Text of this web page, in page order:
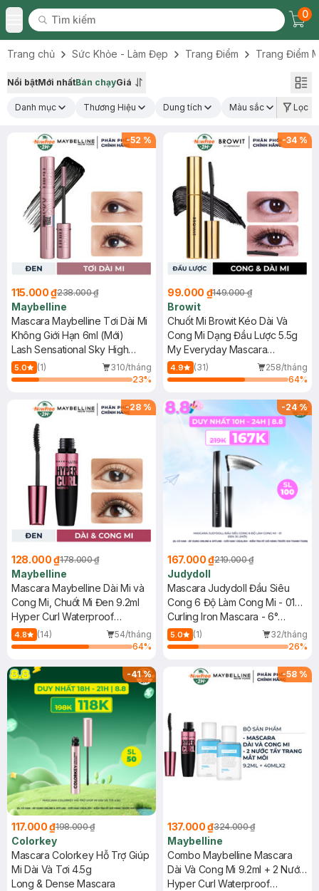
Toggle Menu
Tìm kiếm
Tìm kiếm
0
Trang chủ Sức Khỏe - Làm Đẹp Trang Điểm Trang Điểm
Nổi bậtMới nhấtBán chạyGiá
Danh mục Thương Hiệu Dung tích Màu sắc Loại
Lọc
-52 %
115.000 ₫238.000 ₫
Maybelline
Mascara Maybelline Tơi Dài Mi
Không Giới Hạn 6ml (Mới)
Lash Sensational Sky High
Waterproof Mascara Makeup
5.0 (1)
310/tháng
23%
-34 %
99.000 ₫149.000 ₫
Browit
Chuốt Mi Browit Kéo Dài Và
Cong Mi Dạng Đầu Lược 5.5g
My Everyday Mascara
#Endless Night
4.9 (31)
258/tháng
64%
-28 %
128.000 ₫178.000 ₫
Maybelline
Mascara Maybelline Dài Mi và
Cong Mi, Chuốt Mi Đen 9.2ml
Hyper Curl Waterproof
Mascara
4.8 (14)
54/tháng
64%
-24%
167.000 ₫219.000 ₫
Judydoll
Mascara Judydoll Đầu Siêu
Cong 6 Độ Làm Cong Mi - 01
Đen 3g (Mới)
Curling Iron Mascara - 6°
Curling Design
5.0 (1)
32/tháng
26%
-41%
117.000 ₫198.000 ₫
Colorkey
Mascara Colorkey Hỗ Trợ Giúp
Mi Dài Và Tơi 4.5g
Long & Dense Mascara
-58 %
137.000 ₫324.000 ₫
Maybelline
Combo Maybelline Mascara
Dài Và Cong Mi 9.2ml + 2 Nước
Tẩy Trang Mắt Môi 40ml
Hyper Curl Waterproof